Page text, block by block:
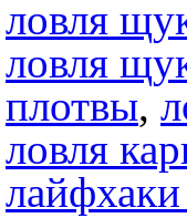
ловля
ловля
плотвы,
ловля